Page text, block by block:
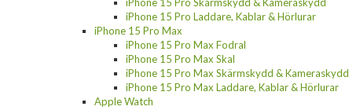
iPhone 15 Pro Laddare, Kablar & Hörlurar
iPhone 15 Pro Max
iPhone 15 Pro Max Fodral
iPhone 15 Pro Max Skal
iPhone 15 Pro Max Skärmskydd & Kameraskydd
iPhone 15 Pro Max Laddare, Kablar & Hörlurar
Apple Watch